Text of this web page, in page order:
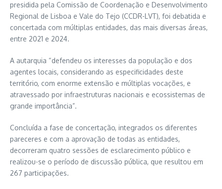
presidida pela Comissão de Coordenação e Desenvolvimento
Regional de Lisboa e Vale do Tejo (CCDR-LVT), foi debatida e
concertada com múltiplas entidades, das mais diversas áreas,
entre 2021 e 2024.
A autarquia “defendeu os interesses da população e dos
agentes locais, considerando as especificidades deste
território, com enorme extensão e múltiplas vocações, e
atravessado por infraestruturas nacionais e ecossistemas de
grande importância”.
Concluída a fase de concertação, integrados os diferentes
pareceres e com a aprovação de todas as entidades,
decorreram quatro sessões de esclarecimento público e
realizou-se o período de discussão pública, que resultou em
267 participações.